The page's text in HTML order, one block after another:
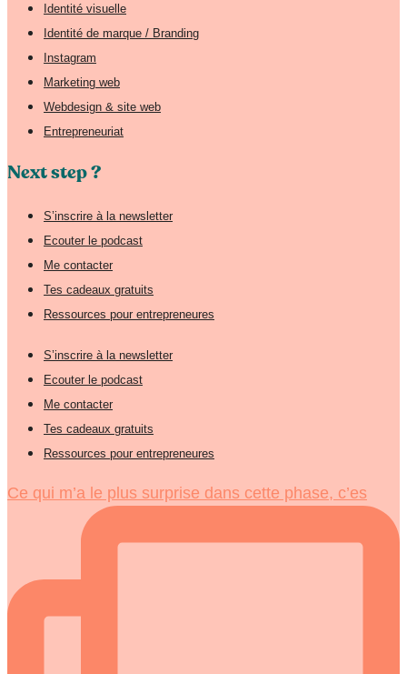
Identité visuelle
Identité de marque / Branding
Instagram
Marketing web
Webdesign & site web
Entrepreneuriat
Next step ?
S’inscrire à la newsletter
Ecouter le podcast
Me contacter
Tes cadeaux gratuits
Ressources pour entrepreneures
S’inscrire à la newsletter
Ecouter le podcast
Me contacter
Tes cadeaux gratuits
Ressources pour entrepreneures
Ce qui m’a le plus surprise dans cette phase, c’es